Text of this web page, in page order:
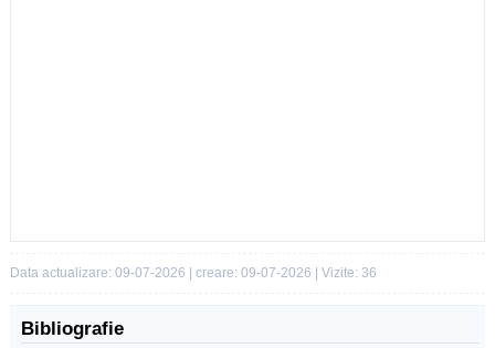
Data actualizare: 09-07-2026 | creare: 09-07-2026 | Vizite: 36
Bibliografie